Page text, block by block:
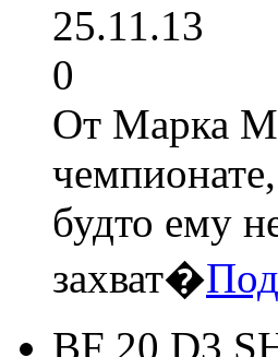
25.11.13
0
От Марка
будто ему
захват�
BF 20 D3